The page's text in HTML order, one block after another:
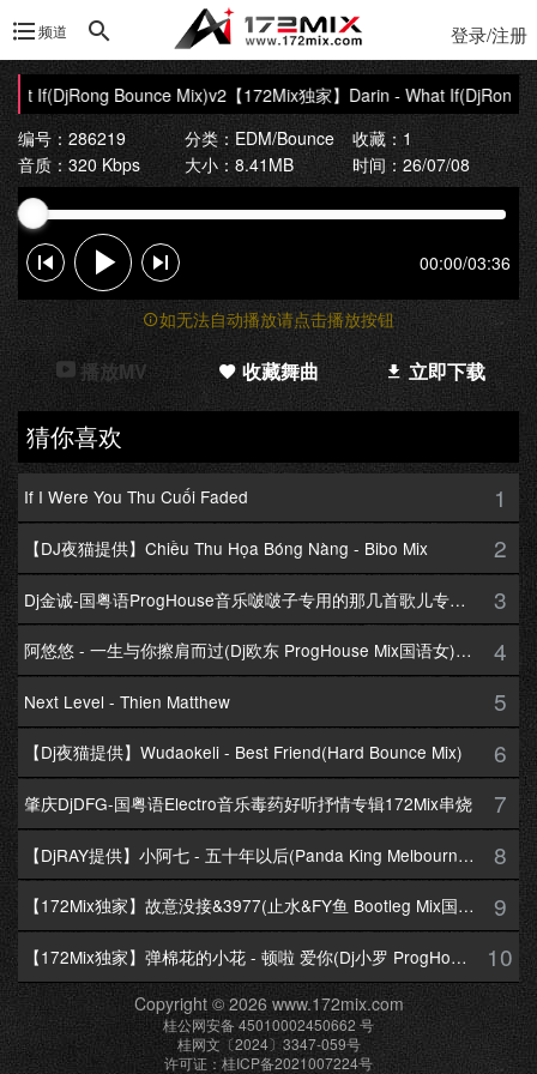
频道 登录/注册
If(DjRong Bounce Mix)v2【172Mix独家】Darin - What If(DjRong
编号：286219
分类：EDM/Bounce
收藏：1
音质：320 Kbps
大小：8.41MB 时间：26/07/08
00:00/03:36
如无法自动播放请点击播放按钮
播放MV 收藏舞曲 立即下载
猜你喜欢
If I Were You Thu Cuối Faded 1
【DJ夜猫提供】Chiều Thu Họa Bóng Nàng - Bibo Mix 2
Dj金诚-国粤语ProgHouse音乐啵啵子专用的那几首歌儿专辑172Mix串烧 3
阿悠悠 - 一生与你擦肩而过(Dj欧东 ProgHouse Mix国语女)Dj小耀修改 4
Next Level - Thien Matthew 5
【Dj夜猫提供】Wudaokeli - Best Friend(Hard Bounce Mix) 6
肇庆DjDFG-国粤语Electro音乐毒药好听抒情专辑172Mix串烧 7
【DjRAY提供】小阿七 - 五十年以后(Panda King Melbourne Mix国语女) 8
【172Mix独家】故意没接&3977(止水&FY鱼 Bootleg Mix国语男) 9
【172Mix独家】弹棉花的小花 - 顿啦 爱你(Dj小罗 ProgHouse Mix国语女)v2 10
Copyright © 2026 www.172mix.com
桂公网安备 45010002450662 号
桂网文〔2024〕3347-059号
许可证：桂ICP备2021007224号